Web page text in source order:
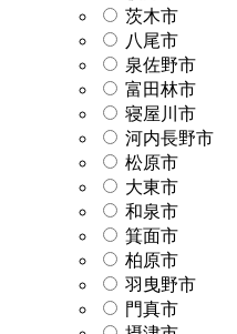
茨木市
八尾市
泉佐野市
富田林市
寝屋川市
河内長野市
松原市
大東市
和泉市
箕面市
柏原市
羽曳野市
門真市